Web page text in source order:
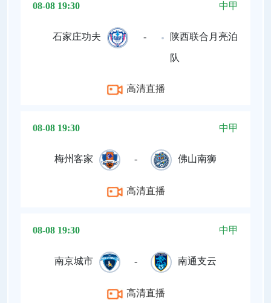
08-08 19:30 中甲
石家庄功夫 - 陕西联合月亮泊
队
高清直播
08-08 19:30 中甲
梅州客家 - 佛山南狮
高清直播
08-08 19:30 中甲
南京城市 - 南通支云
高清直播